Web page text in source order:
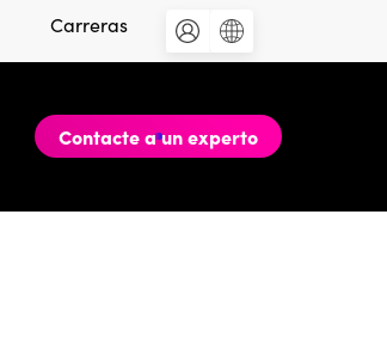
Carreras
Contacte a un experto